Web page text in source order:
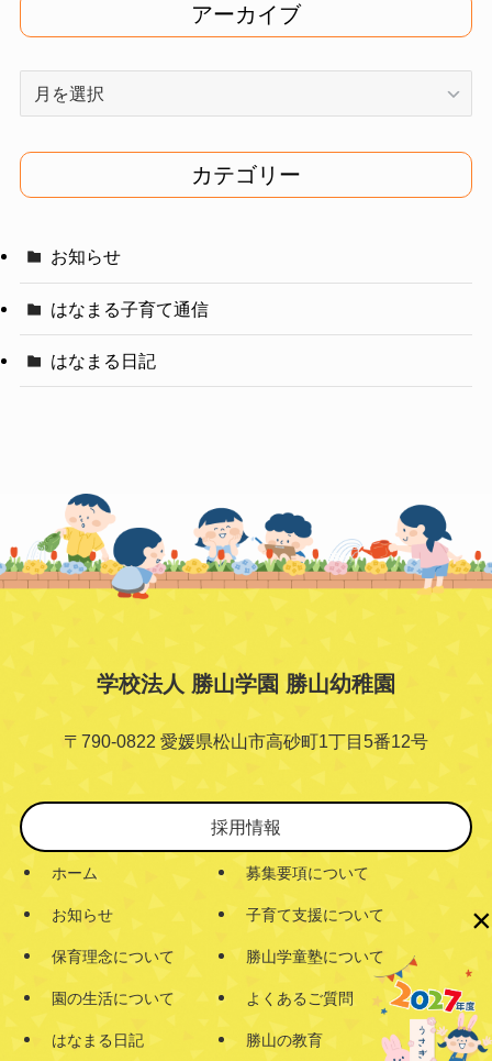
アーカイブ
イ
ブ
カテゴリー
お知らせ
はなまる子育て通信
はなまる日記
学校法人 勝山学園 勝山幼稚園
〒790-0822 愛媛県松山市高砂町1丁目5番12号
採用情報
ホーム
お知らせ
保育理念について
園の生活について
はなまる日記
募集要項について
子育て支援について
勝山学童塾について
よくあるご質問
勝山の教育
×